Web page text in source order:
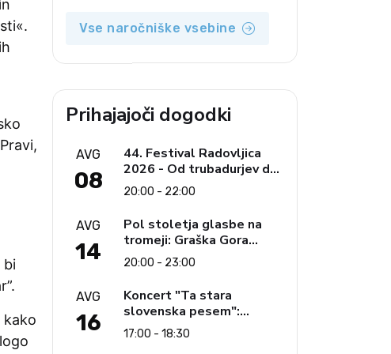
bi
kako
delu: Revija 2000 in
revolucionarna izvotlitev
Vse naročniške vsebine
Prihajajoči dogodki
AVG
08
44. Festival Radovljica
2026 - Od trubadurjev do
Brahmsa
20:00 - 22:00
AVG
14
Pol stoletja glasbe na
tromeji: Graška Gora
obeležuje 50. jubilejni
festival narodno-zabavne
glasbe
20:00 - 23:00
AVG
16
Koncert "Ta stara
slovenska pesem":
Ljudski pevci Jezerci
17:00 - 18:30